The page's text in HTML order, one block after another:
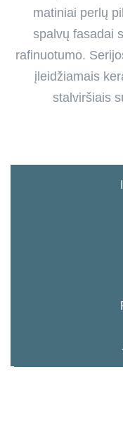
matiniai perlų
spalvų fasadai
rafinuotumo.
įleidžiamais
stalviršiais